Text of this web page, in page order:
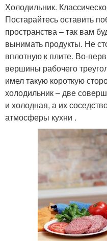
Холодильник.
Постарайтесь оставить
пространства – так вам
вынимать продукты. Не
вплотную к плите. Во-
вершины рабочего
имел такую короткую
холодильник – две
и холодная, а их
атмосферы кухни .